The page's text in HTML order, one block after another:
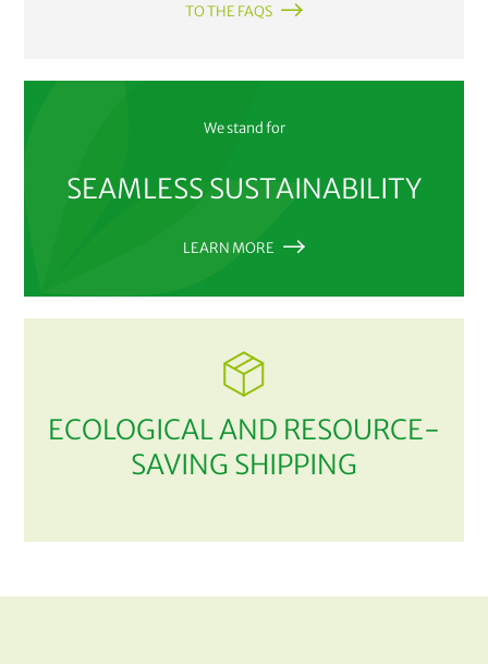
TO THE FAQS
We stand for
SEAMLESS SUSTAINABILITY
LEARN MORE
ECOLOGICAL AND RESOURCE-
SAVING SHIPPING